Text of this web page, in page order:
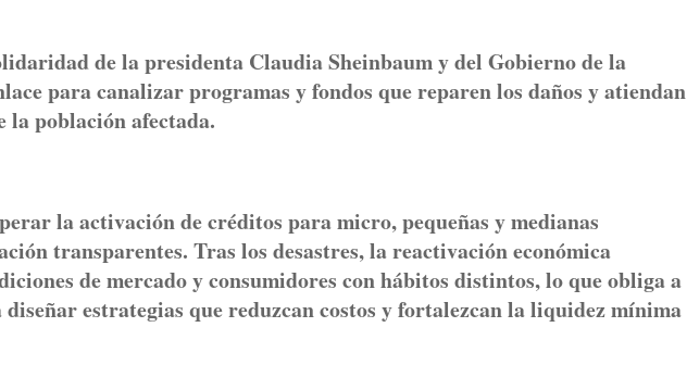
de la presidenta Claudia Sheinbaum y del Gobierno de la
para canalizar programas y fondos que reparen los daños y atiendan
la población afectada.
la activación de créditos para micro, pequeñas y medianas
transparentes. Tras los desastres, la reactivación económica
de mercado y consumidores con hábitos distintos, lo que obliga a
estrategias que reduzcan costos y fortalezcan la liquidez mínima